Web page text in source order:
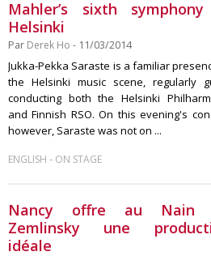
Mahler’s sixth
Helsinki
Par Derek Ho - 11/03/2014
Jukka-Pekka Saraste is a familiar
the Helsinki music scene, regularly
conducting both the Helsinki
and Finnish RSO. On this evening's
however, Saraste was not on ...
ENGLISH - ON STAGE
Nancy offre au Nain
Zemlinsky une
idéale